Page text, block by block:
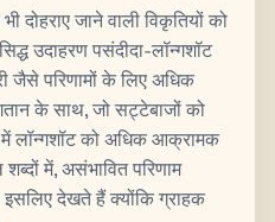
दोहराए जाने वाली विकृतियों को
उदाहरण पसंदीदा-लॉन्गशॉट
जैसे परिणामों के लिए अधिक
के साथ, जो सट्टेबाजों को
लॉन्गशॉट को अधिक आक्रामक
में, असंभावित परिणाम
देखते हैं क्योंकि ग्राहक